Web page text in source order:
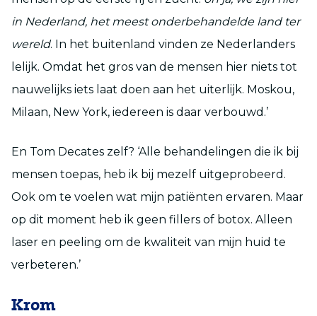
in Nederland, het meest onderbehandelde land ter
wereld. In het buitenland vinden ze Nederlanders
lelijk. Omdat het gros van de mensen hier niets tot
nauwelijks iets laat doen aan het uiterlijk. Moskou,
Milaan, New York, iedereen is daar verbouwd.’
En Tom Decates zelf? ‘Alle behandelingen die ik bij
mensen toepas, heb ik bij mezelf uitgeprobeerd.
Ook om te voelen wat mijn patiënten ervaren. Maar
op dit moment heb ik geen fillers of botox. Alleen
laser en peeling om de kwaliteit van mijn huid te
verbeteren.’
Krom